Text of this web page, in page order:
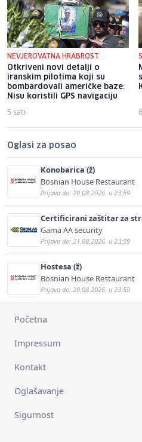
NEVJEROVATNA HRABROST
Otkriveni novi detalji o
iranskim pilotima koji su
bombardovali američke baze:
Nisu koristili GPS navigaciju
5 sati
Oglasi za posao
Konobarica (ž)
Bosnian House Restaurant
Prijava do: 20.08.2026. u 23:59
Certificirani zaštitar za
predstavništva (m/ž)
Gama AA security
Prijava do: 21.08.2026. u 23:59
Hostesa (ž)
Bosnian House Restaurant
Prijava do: 20.08.2026. u 23:59
Početna
Impressum
Kontakt
Oglašavanje
Sigurnost